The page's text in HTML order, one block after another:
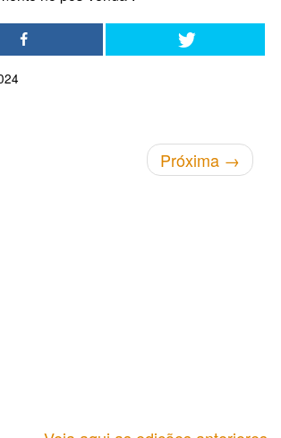
Próxima →